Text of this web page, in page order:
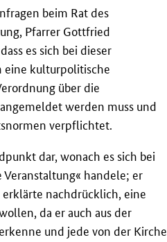
beim Rat des
Pfarrer Gottfried
es sich bei dieser
eine kulturpolitische
über die
werden muss und
verpflichtet.
dar, wonach es sich bei
handele; er
nachdrücklich, eine
da er auch aus der
und jede von der Kirche